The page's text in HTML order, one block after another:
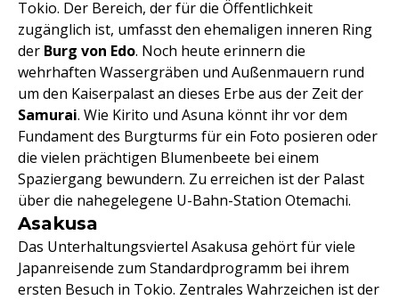
Tokio. Der Bereich, der für die Öffentlichkeit
zugänglich ist, umfasst den ehemaligen inneren Ring
der Burg von Edo. Noch heute erinnern die
wehrhaften Wassergräben und Außenmauern rund
um den Kaiserpalast an dieses Erbe aus der Zeit der
Samurai. Wie Kirito und Asuna könnt ihr vor dem
Fundament des Burgturms für ein Foto posieren oder
die vielen prächtigen Blumenbeete bei einem
Spaziergang bewundern. Zu erreichen ist der Palast
über die nahegelegene U-Bahn-Station Otemachi.
Asakusa
Das Unterhaltungsviertel Asakusa gehört für viele
Japanreisende zum Standardprogramm bei ihrem
ersten Besuch in Tokio. Zentrales Wahrzeichen ist der